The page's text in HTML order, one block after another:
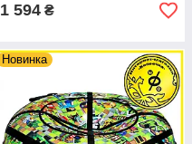
1 594 ₴
Новинка